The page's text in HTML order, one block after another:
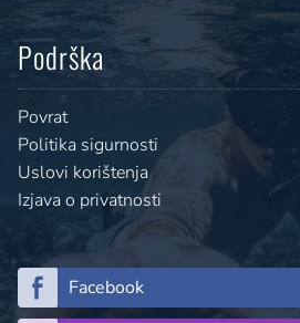
Podrška
Povrat
Politika sigurnosti
Uslovi korištenja
Izjava o privatnosti
Facebook